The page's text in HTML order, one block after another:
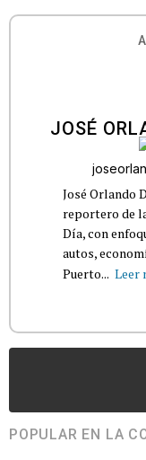
JOSÉ
José Orlando
reportero de
Día, con
autos,
Puerto... Leer
POPULAR EN LA